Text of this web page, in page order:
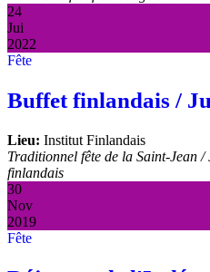
24
Jui
2022
Fête
Buffet finlandais /
Lieu: Institut Finlandais
Traditionnel fête de la Saint-Jean
finlandais
30
Nov
2019
Fête